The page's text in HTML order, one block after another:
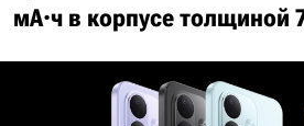
мА·ч в корпусе толщиной